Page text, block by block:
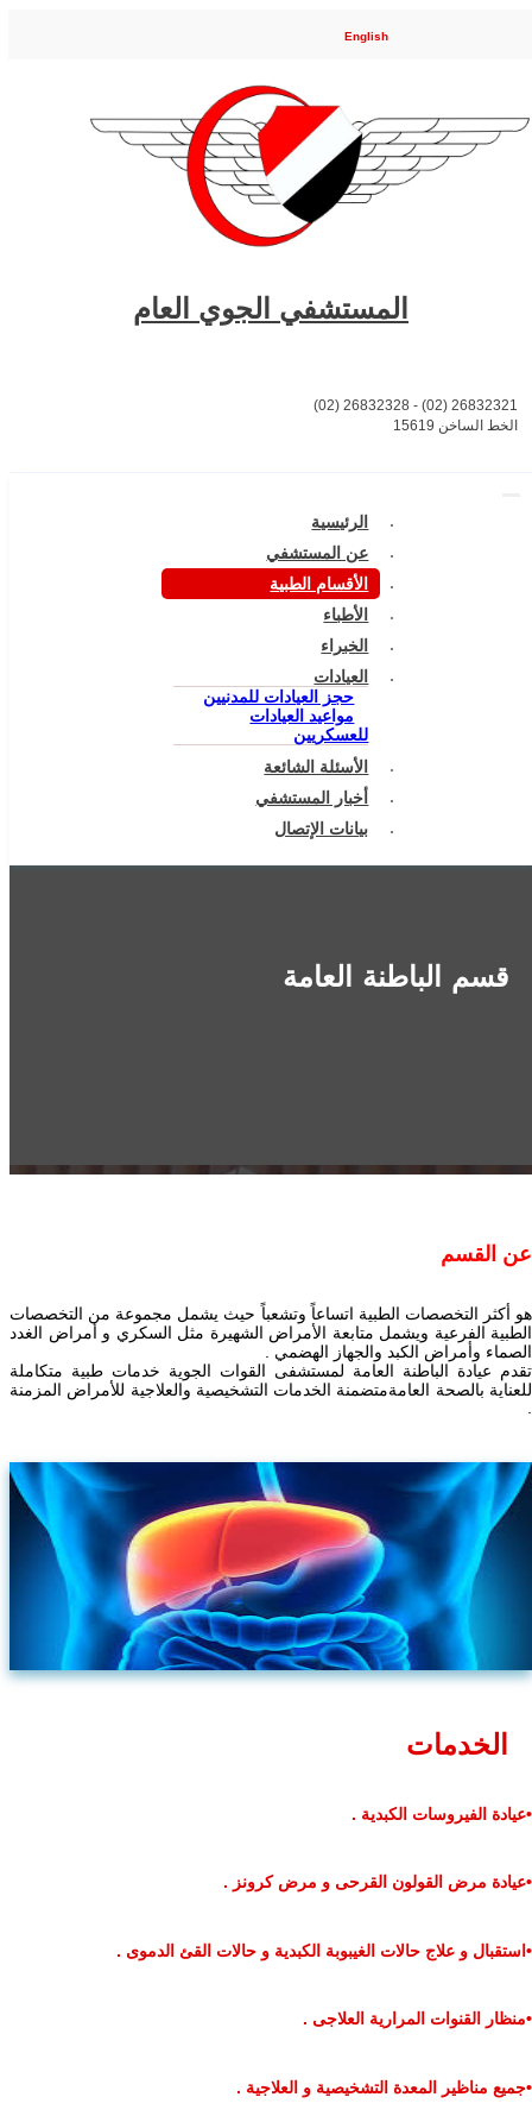
English
المستشفي الجوي العام
26832321 (02) - 26832328 (02)
الخط الساخن 15619
الرئيسية
عن المستشفي
الأقسام الطبية
الأطباء
الخبراء
العيادات
حجز العيادات للمدنيين
مواعيد العيادات
للعسكريين
الأسئلة الشائعة
أخبار المستشفي
بيانات الإتصال
قسم الباطنة العامة
عن القسم
هو أكثر التخصصات الطبية اتساعاً وتشعباً حيث يشمل مجموعة من التخصصات
الطبية الفرعية ويشمل متابعة الأمراض الشهيرة مثل السكري و أمراض الغدد
الصماء وأمراض الكبد والجهاز الهضمي .
تقدم عيادة الباطنة العامة لمستشفى القوات الجوية خدمات طبية متكاملة
للعناية بالصحة العامةمتضمنة الخدمات التشخيصية والعلاجية للأمراض المزمنة
الخدمات
•عيادة الفيروسات الكبدية .
•عيادة مرض القولون القرحى و مرض كرونز .
•استقبال و علاج حالات الغيبوبة الكبدية و حالات القئ الدموى .
•منظار القنوات المرارية العلاجى .
•جميع مناظير المعدة التشخيصية و العلاجية .